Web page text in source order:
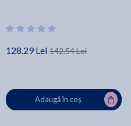
128.29 Lei 142.54 Lei
Adaugă în coș